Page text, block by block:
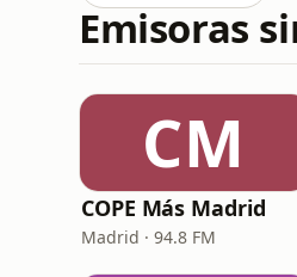
Emisoras
CM
COPE Más Madrid
Madrid · 94.8 FM